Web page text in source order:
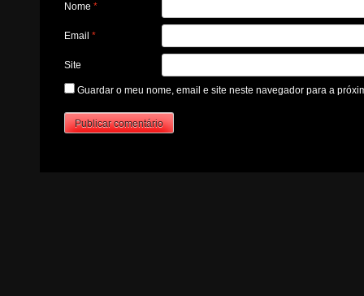
Nome*
Email*
Site
Guardar o meu nome, email e site neste navegador para a